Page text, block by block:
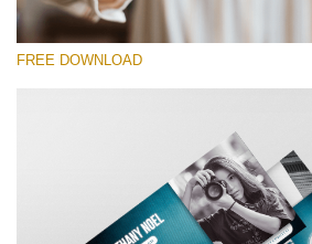
Veuillez sélectionner
Free Template #20
Photography Flyer Template
FREE DOWNLOAD